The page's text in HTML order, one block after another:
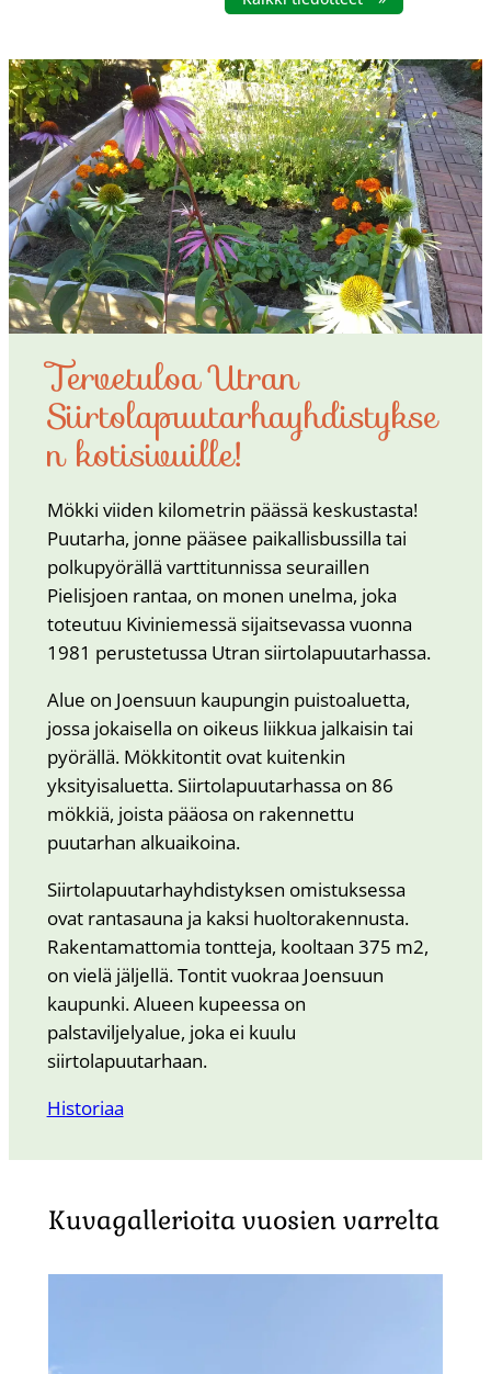
Tervetuloa Utran
Siirtolapuutarhayhdistykse
n kotisivuille!
Mökki viiden kilometrin päässä keskustasta!
Puutarha, jonne pääsee paikallisbussilla tai
polkupyörällä varttitunnissa seuraillen
Pielisjoen rantaa, on monen unelma, joka
toteutuu Kiviniemessä sijaitsevassa vuonna
1981 perustetussa Utran siirtolapuutarhassa.
Alue on Joensuun kaupungin puistoaluetta,
jossa jokaisella on oikeus liikkua jalkaisin tai
pyörällä. Mökkitontit ovat kuitenkin
yksityisaluetta. Siirtolapuutarhassa on 86
mökkiä, joista pääosa on rakennettu
puutarhan alkuaikoina.
Siirtolapuutarhayhdistyksen omistuksessa
ovat rantasauna ja kaksi huoltorakennusta.
Rakentamattomia tontteja, kooltaan 375 m2,
on vielä jäljellä. Tontit vuokraa Joensuun
kaupunki. Alueen kupeessa on
palstaviljelyalue, joka ei kuulu
siirtolapuutarhaan.
Historiaa
Kuvagallerioita vuosien varrelta